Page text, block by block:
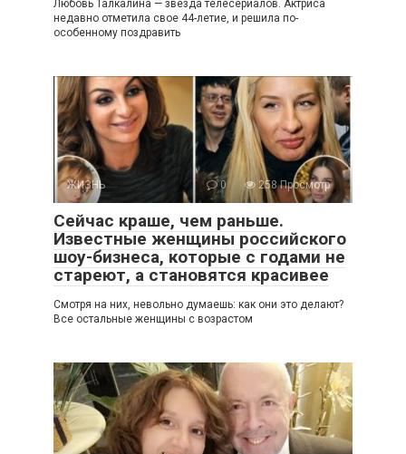
Любовь Талкалина — звезда телесериалов. Актриса
недавно отметила свое 44-летие, и решила по-
особенному поздравить
ЖИЗНЬ 0 258 Просмотр
Сейчас краше, чем раньше.
Известные женщины российского
шоу-бизнеса, которые с годами не
стареют, а становятся красивее
Смотря на них, невольно думаешь: как они это делают?
Все остальные женщины с возрастом